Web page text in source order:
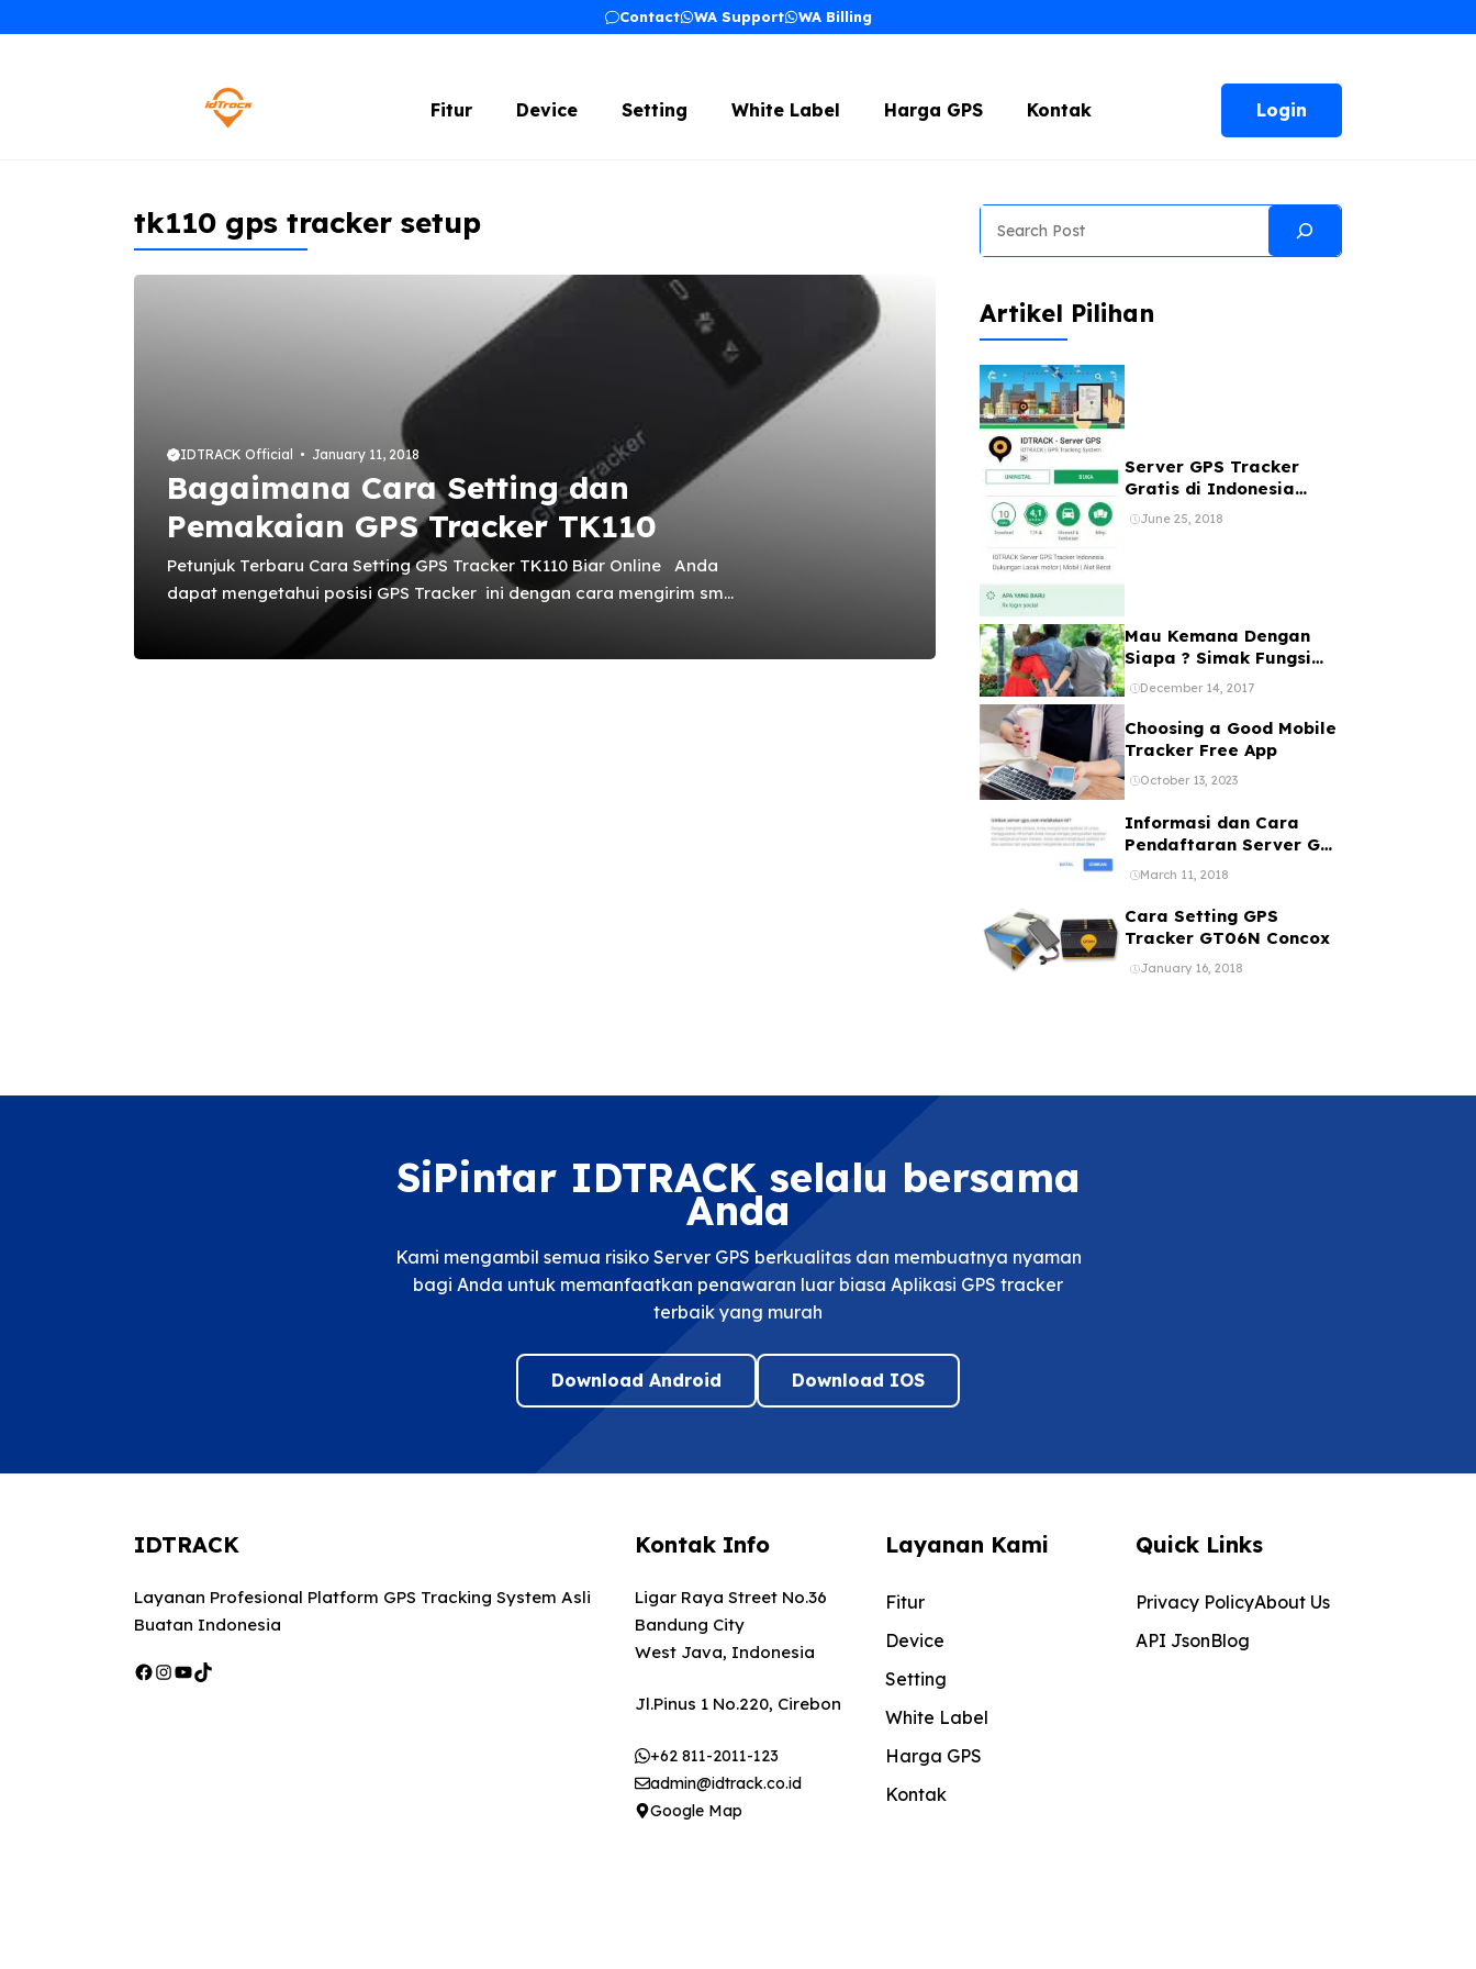
to
Contact WA Support WA Billing
Fitur Device Setting White Label Harga GPS Kontak Login
tk110 gps tracker setup
IDTRACK Official January 11, 2018
Bagaimana Cara Setting dan
Pemakaian GPS Tracker TK110
Petunjuk Terbaru Cara Setting GPS Tracker TK110 Biar Online Anda
dapat mengetahui posisi GPS Tracker ini dengan cara mengirim sms
ke nomor GPS ini, setelah itu GPS akan membalas sms berupa
Artikel Pilihan
Server GPS Tracker
Gratis di Indonesia
Bebas Registrasi 1 Akun
Banyak Device
June 25, 2018
Mau Kemana Dengan
Siapa ? Simak Fungsi
dan Manfaat GPS Mobil
December 14, 2017
Choosing a Good Mobile
Tracker Free App
October 13, 2023
Informasi dan Cara
Pendaftaran Server GPS
Tracker melalui web
ataupun Aplikasi Online
Gratis
March 11, 2018
Cara Setting GPS
Tracker GT06N Concox
January 16, 2018
SiPintar IDTRACK selalu bersama
Anda
Kami mengambil semua risiko Server GPS berkualitas dan membuatnya nyaman
bagi Anda untuk memanfaatkan penawaran luar biasa Aplikasi GPS tracker
terbaik yang murah
Download Android Download IOS
IDTRACK
Layanan Profesional Platform GPS Tracking System Asli
Buatan Indonesia
Facebook
Instagram
YouTube
TikTok
Kontak Info
Ligar Raya Street No.36
Bandung City
West Java, Indonesia
Jl.Pinus 1 No.220, Cirebon
+62 811-2011-123
admin@idtrack.co.id
Google Map
Layanan Kami
Fitur
Device
Setting
White Label
Harga GPS
Kontak
Quick Links
Privacy PolicyAbout Us
API JsonBlog